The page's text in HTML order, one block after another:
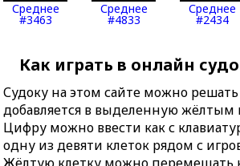
Среднее
#3463
Среднее
#4833
Среднее
#2434
Как играть в онлайн
Судоку на этом сайте можно
добавляется в выделенную жёлтым
Цифру можно ввести как с
одну из девяти клеток рядом с